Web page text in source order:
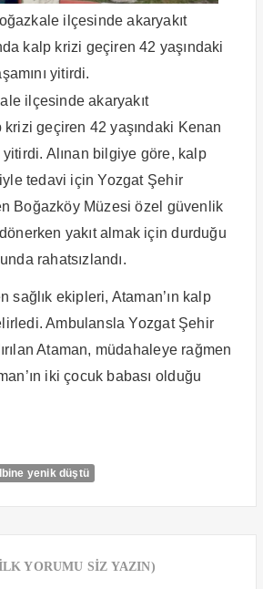
ilçesinde akaryakıt
kalp krizi geçiren 42 yaşındaki
yitirdi.
ilçesinde akaryakıt
geçiren 42 yaşındaki Kenan
yitirdi. Alınan bilgiye göre, kalp
tedavi için Yozgat Şehir
Boğazköy Müzesi özel güvenlik
yakıt almak için durduğu
rahatsızlandı.
sağlık ekipleri, Ataman’ın kalp
Ambulansla Yozgat Şehir
Ataman, müdahaleye rağmen
iki çocuk babası olduğu
yenik düştü
YORUMU SİZ YAZIN)